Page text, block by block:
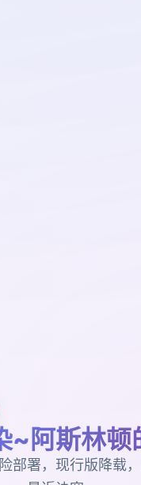
~阿斯林顿
部署，现行版降载